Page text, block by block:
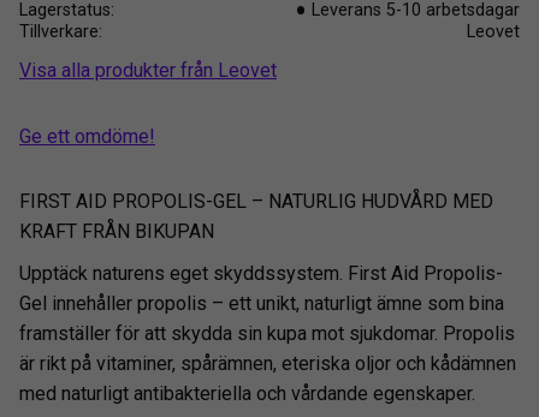
Lagerstatus
Leverans 5-10 arbetsdagar
Tillverkare
Leovet
Visa alla produkter från Leovet
Ge ett omdöme!
FIRST AID PROPOLIS-GEL – NATURLIG HUDVÅRD MED
KRAFT FRÅN BIKUPAN
Upptäck naturens eget skyddssystem. First Aid Propolis-
Gel innehåller propolis – ett unikt, naturligt ämne som bina
framställer för att skydda sin kupa mot sjukdomar. Propolis
är rikt på vitaminer, spårämnen, eteriska oljor och kådämnen
med naturligt antibakteriella och vårdande egenskaper.